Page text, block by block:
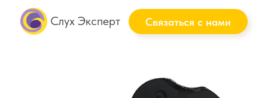
Связаться с нами
Слух Эксперт